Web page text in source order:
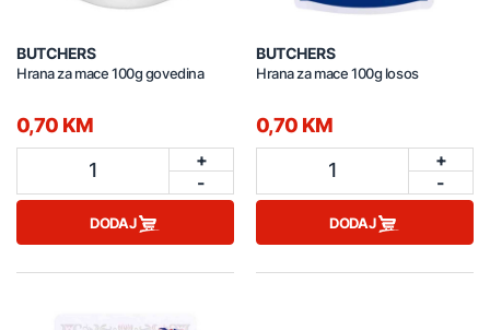
BUTCHERS
Hrana za mace 100g govedina
0,70 KM
1
+
-
DODAJ
BUTCHERS
Hrana za mace 100g losos
0,70 KM
1
+
-
DODAJ